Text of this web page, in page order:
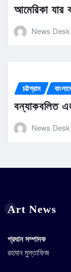
আমেরিকা যার
News Desk
চট্টগ্রাম
বন্যাকবলিত
News Desk
Art News
প্রধান সম্পাদক
রহমান মুস্তাফিজ